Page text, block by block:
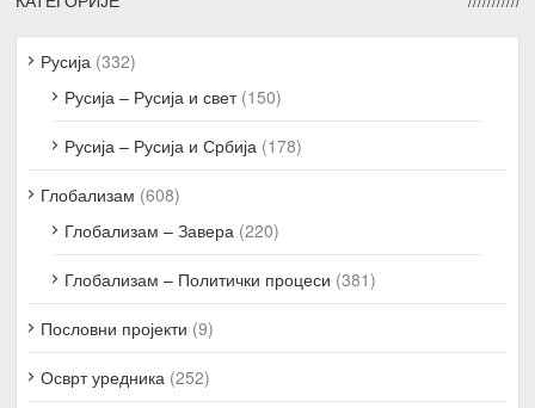
Русија (332)
Русија – Русија и свет(150)
Русија – Русија и Србија (178)
Глобализам (608)
Глобализам – Завера (220)
Глобализам – Политички процеси (381)
Пословни пројекти (9)
Осврт уредника (252)